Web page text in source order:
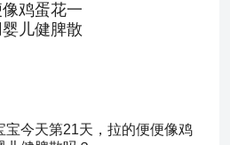
鸡蛋花一
儿健脾散
宝今天第21天，拉的便便像鸡